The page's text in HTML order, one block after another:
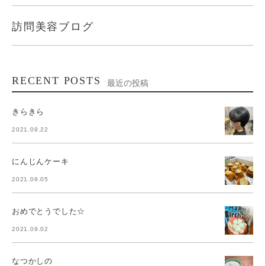
訪問美容ブログ
RECENT POSTS 最近の投稿
きらきら
2021.09.22
にんじんケーキ
2021.09.05
おめでとうでした☆
2021.09.02
なつかしの